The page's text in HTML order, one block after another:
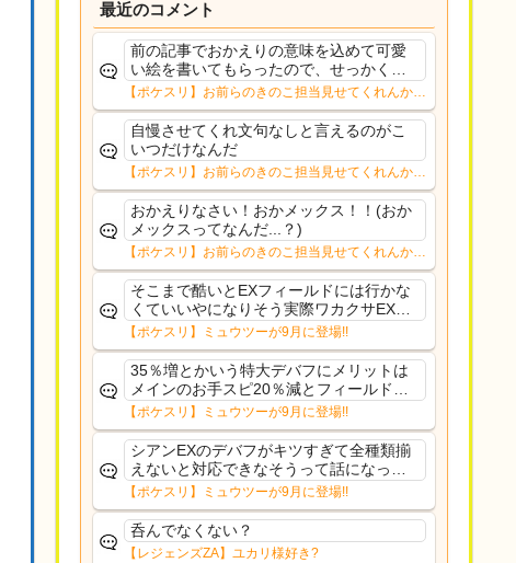
最近のコメント
前の記事でおかえりの意味を込めて可愛
い絵を書いてもらったので、せっかくな
のでトップに飾ってみました。少しの間
掲載しようかと思います。ようやく通常
更新できそうです。
【ポケスリ】お前らのきのこ担当見せてくれんか…
自慢させてくれ文句なしと言えるのがこ
いつだけなんだ
【ポケスリ】お前らのきのこ担当見せてくれんか…
おかえりなさい！おかメックス！！(おか
メックスってなんだ...？)
【ポケスリ】お前らのきのこ担当見せてくれんか…
そこまで酷いとEXフィールドには行かな
くていいやになりそう実際ワカクサEXで
さえあんまり行ってないや
【ポケスリ】ミュウツーが9月に登場!!
35％増とかいう特大デバフにメリットは
メインのお手スピ20％減とフィールド効
果のみフェアリーノーマルとか引いたら
まともに料理も作れないし終わり控えめ
に言ってカス
【ポケスリ】ミュウツーが9月に登場!!
シアンEXのデバフがキツすぎて全種類揃
えないと対応できなそうって話になって
るわ
【ポケスリ】ミュウツーが9月に登場!!
呑んでなくない？
【レジェンズZA】ユカリ様好き?